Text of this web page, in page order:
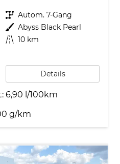
Getriebe Autom. 7-Gang
Außenfarbe Abyss Black Pearl
Kilometerstand 10 km
Details
6,90 l/100km
g/km